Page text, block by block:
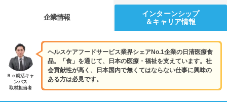
企業情報
インターンシップ
＆キャリア情報
ヘルスケアフードサービス業界シェアNo.1企業の日清医療食
品。「食」を通じて、日本の医療・福祉を支えています。社
会貢献性が高く、日本国内で無くてはならない仕事に興味の
ある方は必見です。
Ｒｅ就活キャ
ンパス
取材担当者